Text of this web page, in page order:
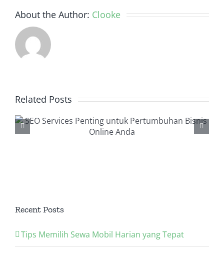
About the Author: Clooke
Related Posts
Backlink Checker, Alat
Penting dalam Strategi
Recent Posts
Tips Memilih Sewa Mobil Harian yang Tepat